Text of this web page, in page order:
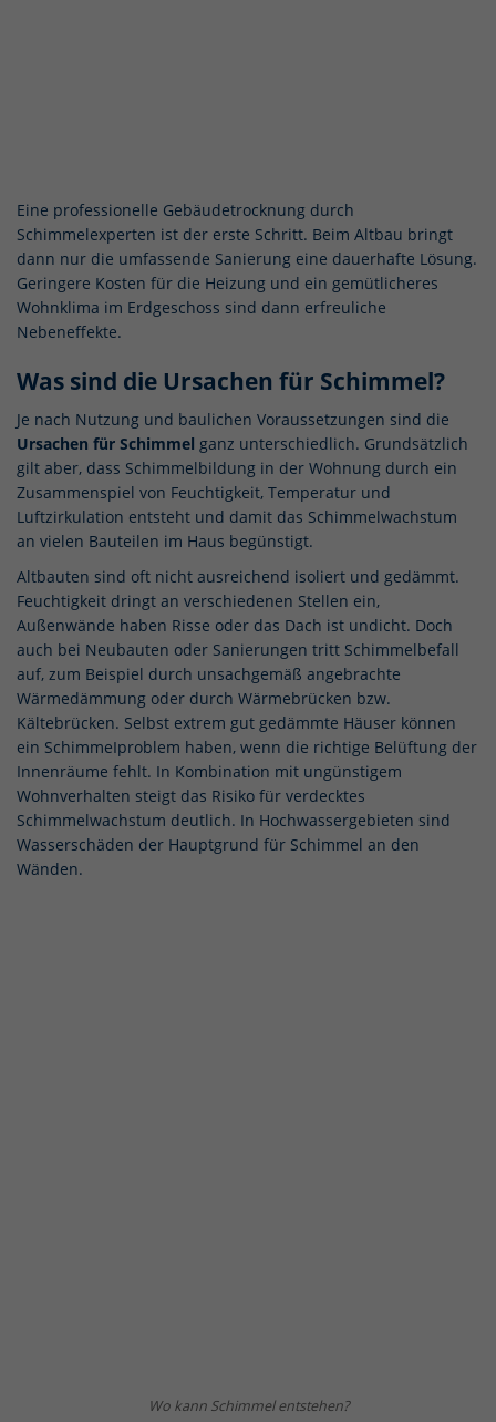
Eine professionelle Gebäudetrocknung durch
Schimmelexperten ist der erste Schritt. Beim Altbau bringt
dann nur die umfassende Sanierung eine dauerhafte Lösung.
Geringere Kosten für die Heizung und ein gemütlicheres
Wohnklima im Erdgeschoss sind dann erfreuliche
Nebeneffekte.
Was sind die Ursachen für Schimmel?
Je nach Nutzung und baulichen Voraussetzungen sind die
Ursachen für Schimmel ganz unterschiedlich. Grundsätzlich
gilt aber, dass Schimmelbildung in der Wohnung durch ein
Zusammenspiel von Feuchtigkeit, Temperatur und
Luftzirkulation entsteht und damit das Schimmelwachstum
an vielen Bauteilen im Haus begünstigt.
Altbauten sind oft nicht ausreichend isoliert und gedämmt.
Feuchtigkeit dringt an verschiedenen Stellen ein,
Außenwände haben Risse oder das Dach ist undicht. Doch
auch bei Neubauten oder Sanierungen tritt Schimmelbefall
auf, zum Beispiel durch unsachgemäß angebrachte
Wärmedämmung oder durch Wärmebrücken bzw.
Kältebrücken. Selbst extrem gut gedämmte Häuser können
ein SchimmeIproblem haben, wenn die richtige Belüftung der
Innenräume fehlt. In Kombination mit ungünstigem
Wohnverhalten steigt das Risiko für verdecktes
Schimmelwachstum deutlich. In Hochwassergebieten sind
Wasserschäden der Hauptgrund für Schimmel an den
Wänden.
Wo kann Schimmel entstehen?